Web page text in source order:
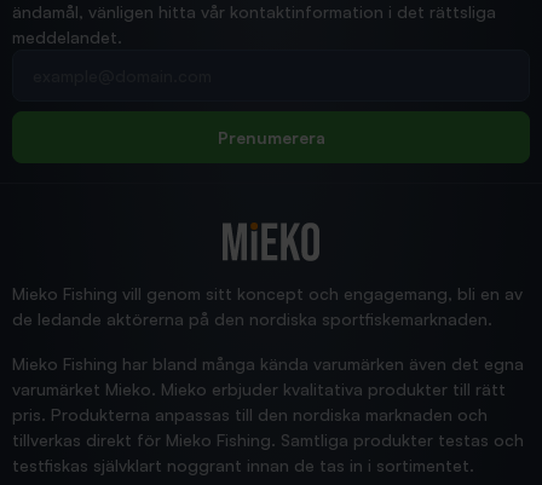
Jensa
ändamål, vänligen hitta vår kontaktinformation i det rättsliga
meddelandet.
Prenumerera
Mieko Fishing vill genom sitt koncept och engagemang, bli en av
de ledande aktörerna på den nordiska sportfiskemarknaden.
Mieko Fishing har bland många kända varumärken även det egna
varumärket Mieko. Mieko erbjuder kvalitativa produkter till rätt
pris. Produkterna anpassas till den nordiska marknaden och
tillverkas direkt för Mieko Fishing. Samtliga produkter testas och
testfiskas självklart noggrant innan de tas in i sortimentet.